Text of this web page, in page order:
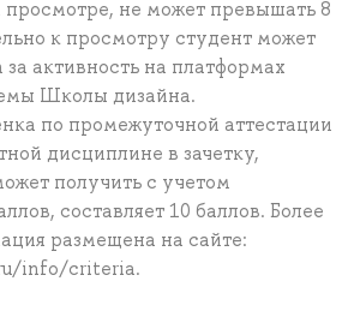
просмотре, не может превышать 8
к просмотру студент может
за активность на платформах
Школы дизайна.
по промежуточной аттестации
дисциплине в зачетку,
получить с учетом
составляет 10 баллов. Более
размещена на сайте:
info/criteria.